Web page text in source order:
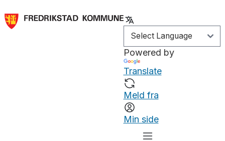
Powered by
Translate
Meld fra
Min side